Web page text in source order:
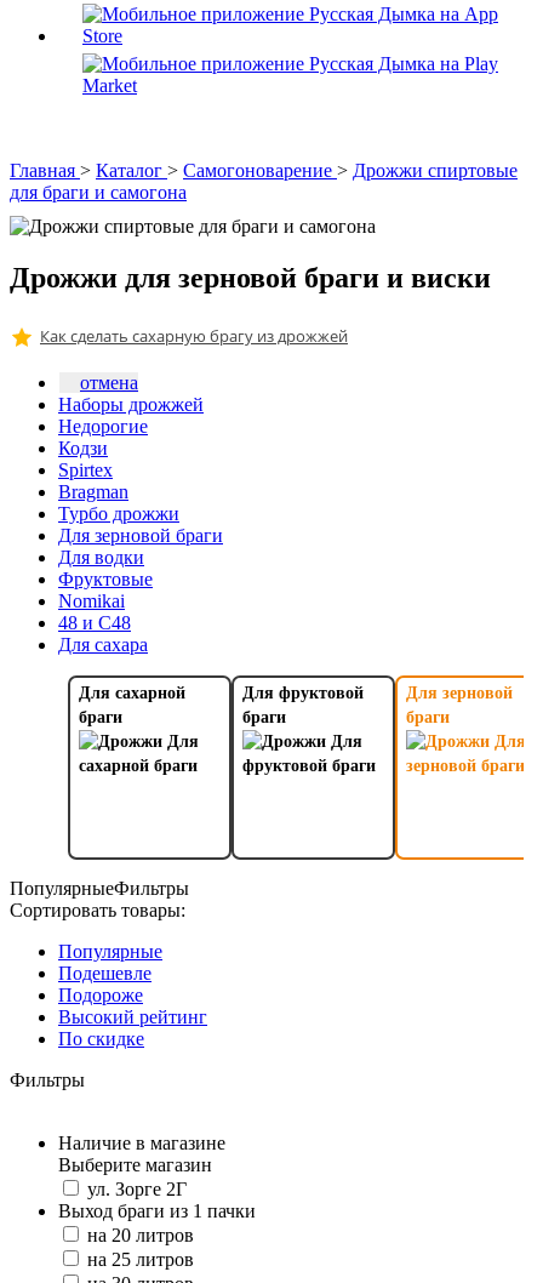
Главная > Каталог > Самогоноварение > Дрожжи спиртовые
для браги и самогона
Дрожжи для зерновой браги и виски
Как сделать сахарную брагу из дрожжей
отмена
Наборы дрожжей
Недорогие
Кодзи
Spirtex
Bragman
Турбо дрожжи
Для зерновой браги
Для водки
Фруктовые
Nomikai
48 и C48
Для сахара
Для сахарной
браги
Для фруктовой
браги
Для зерновой
браги
ПопулярныеФильтры
Сортировать товары:
Популярные
Подешевле
Подороже
Высокий рейтинг
По скидке
Фильтры
Наличие в магазине
Выберите магазин
ул. Зорге 2Г
Выход браги из 1 пачки
на 20 литров
на 25 литров